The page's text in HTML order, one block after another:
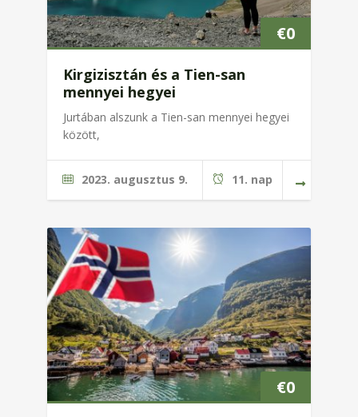
€0
Kirgizisztán és a Tien-san
mennyei hegyei
Jurtában alszunk a Tien-san mennyei hegyei
között,
2023. augusztus 9. 11. nap
€0